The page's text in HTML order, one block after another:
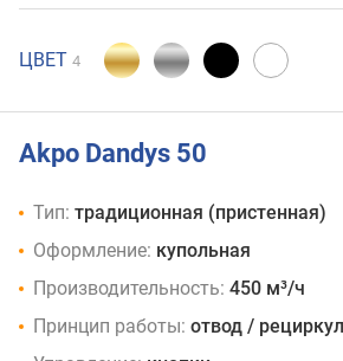
ЦВЕТ 4
Akpo Dandys 50
Тип: традиционная (пристенная)
Оформление: купольная
Производительность: 450 м³/ч
Принцип работы: отвод /